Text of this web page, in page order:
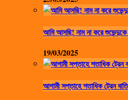
আমি আসছি! নাম না করে
19/03/2025
আগামী সপ্তাহে শতাধিক ট্রেন